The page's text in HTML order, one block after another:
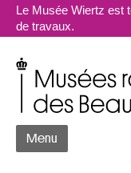
Le Musée Wiertz est
de travaux.
Menu